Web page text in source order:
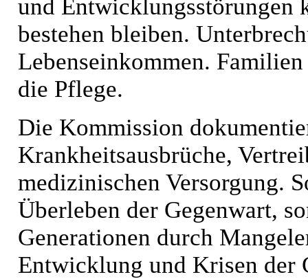
und Entwicklungsstörungen
bestehen bleiben.
Lebenseinkommen.
die Pflege.
Die Kommission
Krankheitsausbrüche,
medizinischen Versorgung.
Überleben der Gegenwart,
Generationen durch
Entwicklung und Krisen der